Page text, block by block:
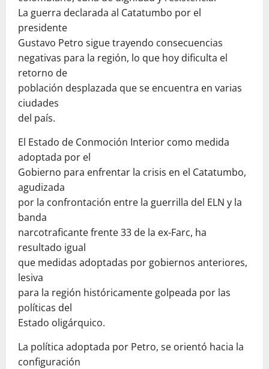
La guerra declarada al Catatumbo por el
presidente
Gustavo Petro sigue trayendo consecuencias
negativas para la región, lo que hoy dificulta el
retorno de
población desplazada que se encuentra en varias
ciudades
del país.
El Estado de Conmoción Interior como medida
adoptada por el
Gobierno para enfrentar la crisis en el Catatumbo,
agudizada
por la confrontación entre la guerrilla del ELN y la
banda
narcotraficante frente 33 de la ex-Farc, ha
resultado igual
que medidas adoptadas por gobiernos anteriores,
lesiva
para la región históricamente golpeada por las
políticas del
Estado oligárquico.
La política adoptada por Petro, se orientó hacia la
configuración